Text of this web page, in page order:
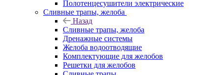
Полотенцесушители электрические
Сливные трапы, желоба
Назад
Сливные трапы, желоба
Дренажные системы
Желоба водоотводящие
Комплектующие для желобов
Решетки для желобов